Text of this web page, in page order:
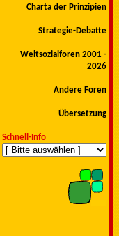
Charta der Prinzipien
Strategie-Debatte
Weltsozialforen 2001 -
2026
Andere Foren
Übersetzung
Schnell-Info